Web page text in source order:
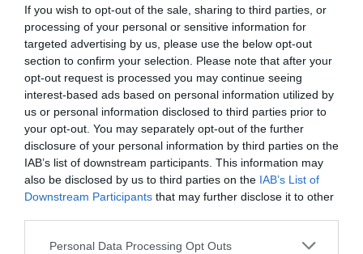
If you wish to opt-out of the sale, sharing to third parties, or
processing of your personal or sensitive information for
targeted advertising by us, please use the below opt-out
section to confirm your selection. Please note that after your
opt-out request is processed you may continue seeing
interest-based ads based on personal information utilized by
us or personal information disclosed to third parties prior to
your opt-out. You may separately opt-out of the further
disclosure of your personal information by third parties on the
IAB’s list of downstream participants. This information may
also be disclosed by us to third parties on the IAB’s List of
Downstream Participants that may further disclose it to other
Personal Data Processing Opt Outs
την Τέχνη και τον Πολιτισμό!
Ακολουθήστε το Culturenow.gr
Σχετικά Άρθρα